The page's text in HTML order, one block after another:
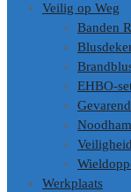
Veilig op Weg
Banden
EHBO-
Werkplaats